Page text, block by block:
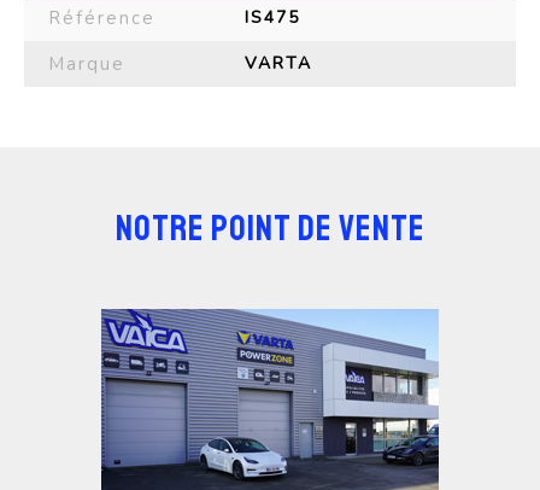
Référence IS475
Marque VARTA
NOTRE POINT DE VENTE